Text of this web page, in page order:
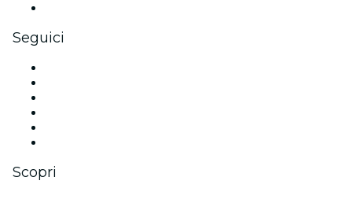
Seguici
Scopri